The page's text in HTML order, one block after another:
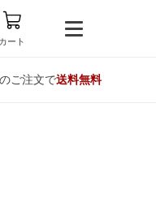
カート
ご注文で送料無料